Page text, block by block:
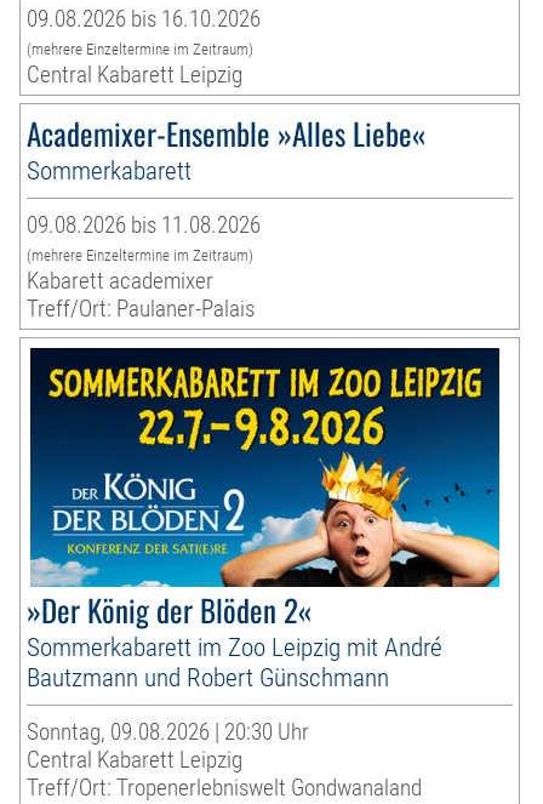
09.08.2026 bis 16.10.2026
(mehrere Einzeltermine im Zeitraum)
Central Kabarett Leipzig
Academixer-Ensemble »Alles Liebe«
Sommerkabarett
09.08.2026 bis 11.08.2026
(mehrere Einzeltermine im Zeitraum)
Kabarett academixer
Treff/Ort: Paulaner-Palais
»Der König der Blöden 2«
Sommerkabarett im Zoo Leipzig mit André
Bautzmann und Robert Günschmann
Sonntag, 09.08.2026 | 20:30 Uhr
Central Kabarett Leipzig
Treff/Ort: Tropenerlebniswelt Gondwanaland